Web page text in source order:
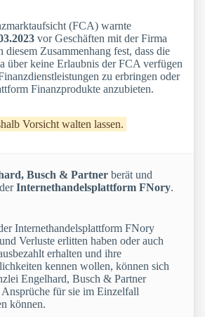
(FCA) warnte
vor Geschäften mit der Firma
diesem Zusammenhang fest, dass die
über keine Erlaubnis der FCA verfügen
zu erbringen oder
Finanzprodukte anzubieten.
Vorsicht walten lassen.
Busch & Partner berät und
Internethandelsplattform FNory.
Internethandelsplattform FNory
Verluste erlitten haben oder auch
erhalten und ihre
kennen wollen, können sich
Engelhard, Busch & Partner
für sie im Einzelfall
können.